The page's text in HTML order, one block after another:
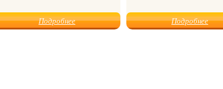
Подробнее Подробнее